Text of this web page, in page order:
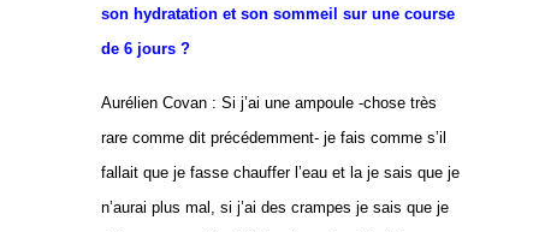
son hydratation et son sommeil sur une course
de 6 jours ?
Aurélien Covan : Si j’ai une ampoule -chose très
rare comme dit précédemment- je fais comme s’il
fallait que je fasse chauffer l’eau et la je sais que je
n’aurai plus mal, si j’ai des crampes je sais que je